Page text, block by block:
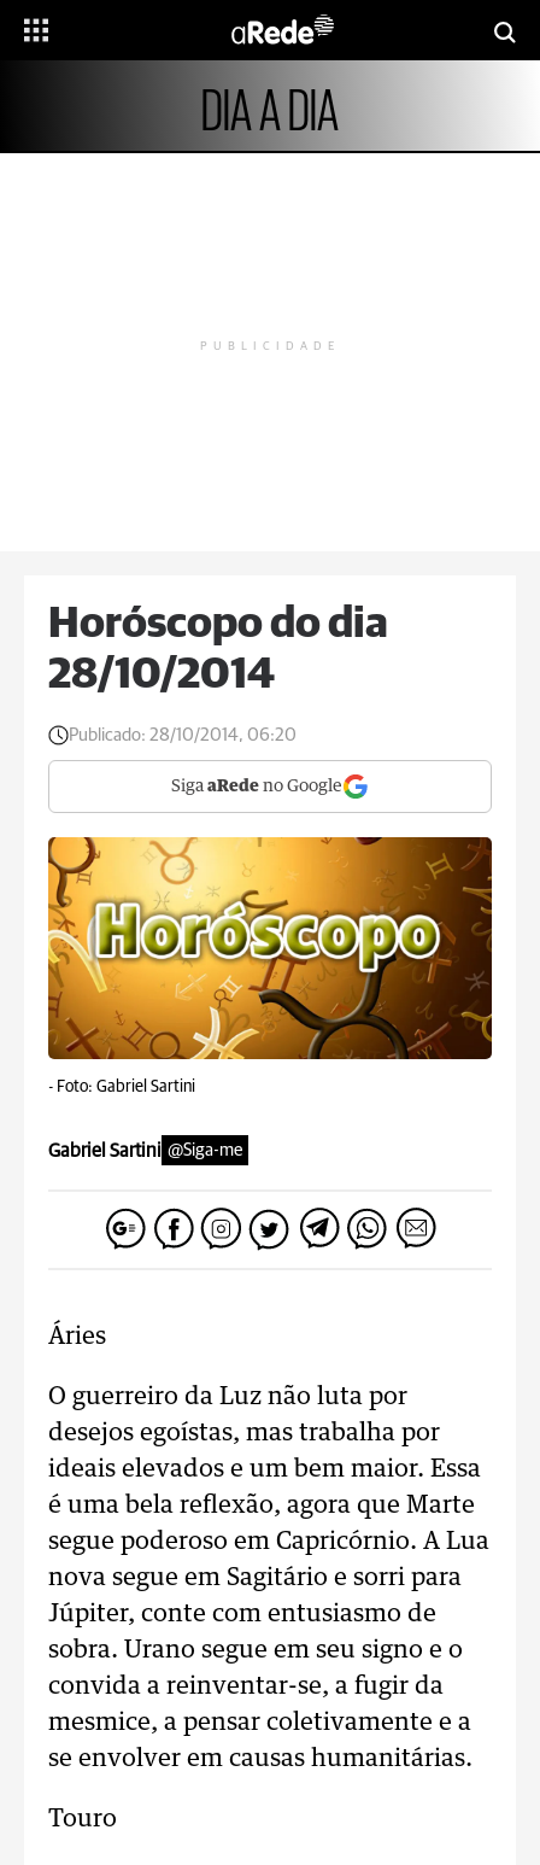
DIA A DIA
PUBLICIDADE
Horóscopo do dia
28/10/2014
Publicado: 28/10/2014, 06:20
Siga aRede no Google
- Foto: Gabriel Sartini
Gabriel Sartini @Siga-me
Áries
O guerreiro da Luz não luta por
desejos egoístas, mas trabalha por
ideais elevados e um bem maior. Essa
é uma bela reflexão, agora que Marte
segue poderoso em Capricórnio. A Lua
nova segue em Sagitário e sorri para
Júpiter, conte com entusiasmo de
sobra. Urano segue em seu signo e o
convida a reinventar-se, a fugir da
mesmice, a pensar coletivamente e a
se envolver em causas humanitárias.
Touro